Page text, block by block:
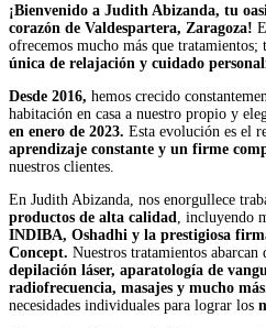
¡Bienvenido a Judith Abizanda, tu
corazón de Valdespartera, Zaragoza!
ofrecemos mucho más que tratamientos;
única de relajación y cuidado
Desde 2016, hemos crecido
habitación en casa a nuestro propio y
en enero de 2023. Esta evolución es el
aprendizaje constante y un firme
nuestros clientes.
En Judith Abizanda, nos enorgullece
productos de alta calidad
, incluyendo
INDIBA, Oshadhi y la prestigiosa
Concept. Nuestros tratamientos abarcan
depilación láser, aparatología de
radiofrecuencia, masajes y mucho
necesidades individuales para lograr los